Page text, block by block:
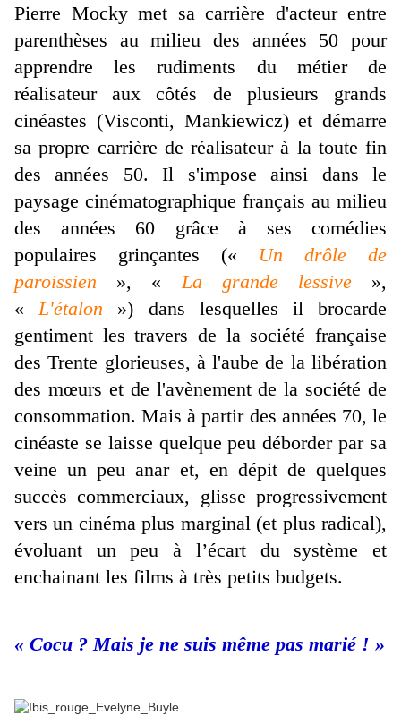
Pierre Mocky met sa carrière d'acteur entre
parenthèses au milieu des années 50 pour
apprendre les rudiments du métier de
réalisateur aux côtés de plusieurs grands
cinéastes (Visconti, Mankiewicz) et démarre
sa propre carrière de réalisateur à la toute fin
des années 50. Il s'impose ainsi dans le
paysage cinématographique français au milieu
des années 60 grâce à ses comédies
populaires grinçantes (« Un drôle de
paroissien », « La grande lessive»,
« L'étalon ») dans lesquelles il brocarde
gentiment les travers de la société française
des Trente glorieuses, à l'aube de la libération
des mœurs et de l'avènement de la société de
consommation. Mais à partir des années 70, le
cinéaste se laisse quelque peu déborder par sa
veine un peu anar et, en dépit de quelques
succès commerciaux, glisse progressivement
vers un cinéma plus marginal (et plus radical),
évoluant un peu à l’écart du système et
enchainant les films à très petits budgets.
« Cocu ? Mais je ne suis même pas marié ! »